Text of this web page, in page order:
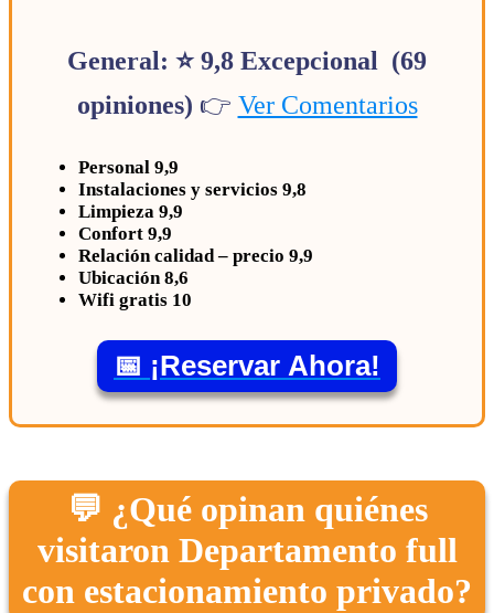
General: ⭐ 9,8 Excepcional (69
opiniones) 👉 Ver Comentarios
Personal 9,9
Instalaciones y servicios 9,8
Limpieza 9,9
Confort 9,9
Relación calidad – precio 9,9
Ubicación 8,6
Wifi gratis 10
📅 ¡Reservar Ahora!
💬 ¿Qué opinan quiénes
visitaron Departamento full
con estacionamiento privado?